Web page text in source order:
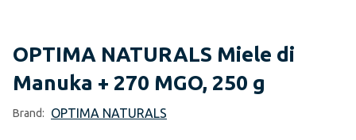
OPTIMA NATURALS Miele di
Manuka + 270 MGO, 250 g
Brand: OPTIMA NATURALS